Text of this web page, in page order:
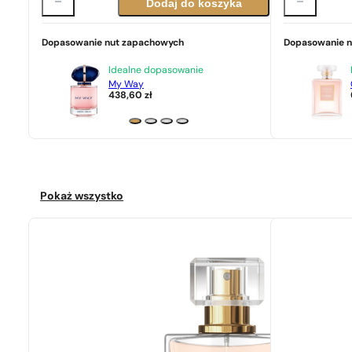
Dodaj do koszyka
Dopasowanie nut zapachowych
Idealne dopasowanie
My Way
438,60zł
Dopasowanie
Pokaż wszystko